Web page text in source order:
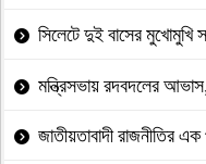
সিলেটে দুই বাসের মুখোমুখি
মন্ত্রিসভায় রদবদলের
জাতীয়তাবাদী রাজনীতির